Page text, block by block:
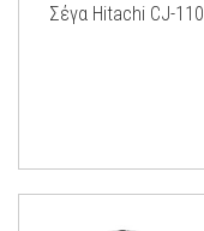
Σέγα Hitachi CJ-